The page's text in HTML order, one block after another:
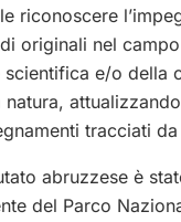
riconoscere
originali nel
scientifica e/o della
natura,
tracciati
abruzzese è
del Parco